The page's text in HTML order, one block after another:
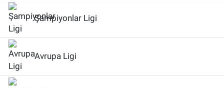
Şampiyonlar Ligi
Avrupa Ligi